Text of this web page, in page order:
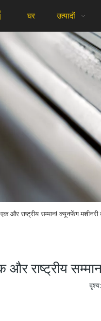
घर उत्पादों
एक और राष्ट्रीय सम्मान! क्यूनफेंग मशीनरी
और राष्ट्रीय
दृश्य: